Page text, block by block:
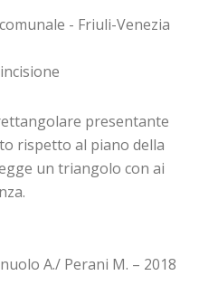
- Friuli-Venezia
presentante
rispetto al piano della
un triangolo con ai
A./ Perani M. – 2018